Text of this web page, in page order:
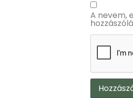
A nevem,